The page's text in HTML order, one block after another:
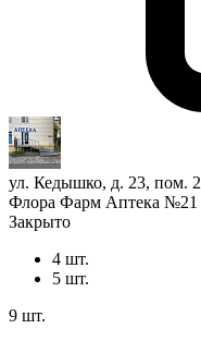
ул. Кедышко, д. 23, пом. 2
Флора Фарм Аптека №21
Закрыто
4 шт.
5 шт.
9 шт.